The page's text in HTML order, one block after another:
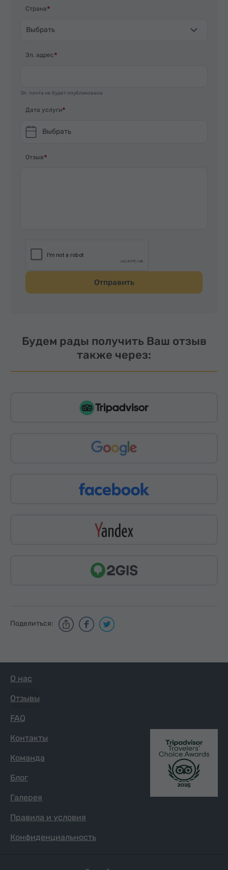
Страна
Выбрать
Эл. адрес
Эл. почта не будет опубликована
Дата услуги
Выбрать
Отзыв
Отправить
Будем рады получить Ваш отзыв
также через:
Поделиться:
О нас
Отзывы
FAQ
Контакты
Команда
Блог
Галерея
Правила и условия
Конфиденциальность